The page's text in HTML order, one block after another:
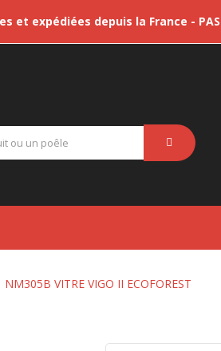
expédiées depuis la France - PAS
NM305B VITRE VIGO II ECOFOREST